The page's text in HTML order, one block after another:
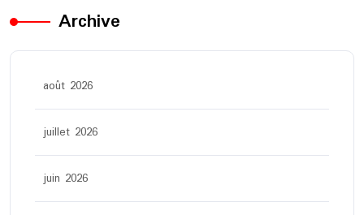
Archive
août 2026
juillet 2026
juin 2026